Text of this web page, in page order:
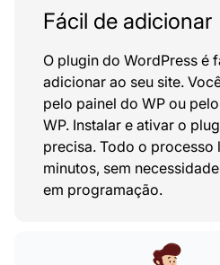
Fácil de adicionar
O plugin do WordPress é
adicionar ao seu site.
pelo painel do WP ou
WP. Instalar e ativar o
precisa. Todo o processo
minutos, sem
em programação.